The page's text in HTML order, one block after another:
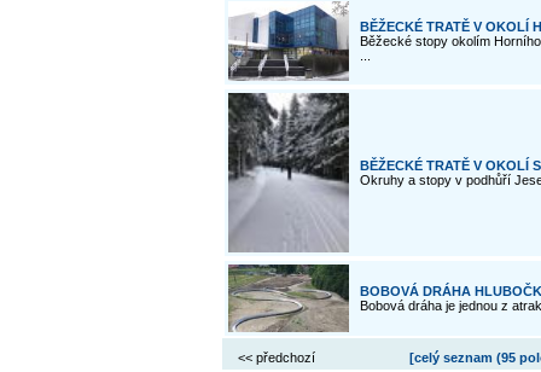
BĚŽECKÉ TRATĚ V OKOLÍ
Běžecké stopy okolím
BĚŽECKÉ TRATĚ V OKOLÍ
Okruhy a stopy v podhůří
BOBOVÁ DRÁHA
Bobová dráha je jednou z
<< předchozí [celý seznam (95